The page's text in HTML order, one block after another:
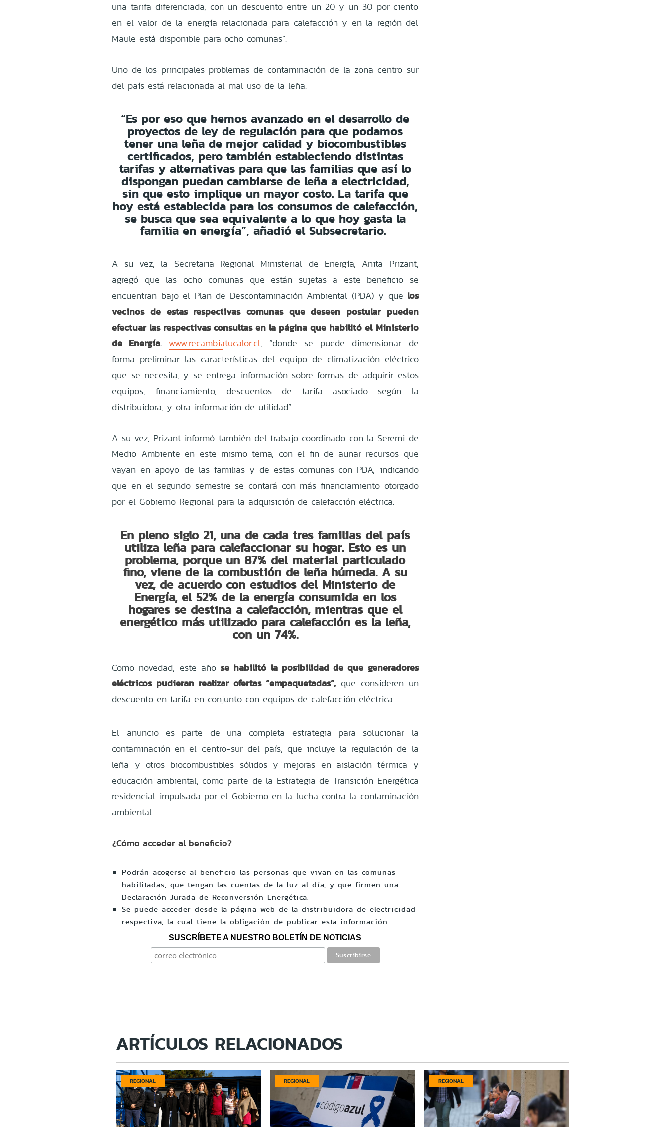
una tarifa diferenciada, con un descuento entre un 20 y un 30 por ciento
en el valor de la energía relacionada para calefacción y en la región del
Maule está disponible para ocho comunas”.
Uno de los principales problemas de contaminación de la zona centro sur
del país está relacionada al mal uso de la leña.
“Es por eso que hemos avanzado en el desarrollo de
proyectos de ley de regulación para que podamos
tener una leña de mejor calidad y biocombustibles
certificados, pero también estableciendo distintas
tarifas y alternativas para que las familias que así lo
dispongan puedan cambiarse de leña a electricidad,
sin que esto implique un mayor costo. La tarifa que
hoy está establecida para los consumos de calefacción,
se busca que sea equivalente a lo que hoy gasta la
familia en energía”, añadió el Subsecretario.
A su vez, la Secretaria Regional Ministerial de Energía, Anita Prizant,
agregó que las ocho comunas que están sujetas a este beneficio se
encuentran bajo el Plan de Descontaminación Ambiental (PDA) y que los
vecinos de estas respectivas comunas que deseen postular pueden
efectuar las respectivas consultas en la página que habilitó el Ministerio
de Energía: www.recambiatucalor.cl, “donde se puede dimensionar de
forma preliminar las características del equipo de climatización eléctrico
que se necesita, y se entrega información sobre formas de adquirir estos
equipos, financiamiento, descuentos de tarifa asociado según la
distribuidora, y otra información de utilidad”.
A su vez, Prizant informó también del trabajo coordinado con la Seremi de
Medio Ambiente en este mismo tema, con el fin de aunar recursos que
vayan en apoyo de las familias y de estas comunas con PDA, indicando
que en el segundo semestre se contará con más financiamiento otorgado
por el Gobierno Regional para la adquisición de calefacción eléctrica.
En pleno siglo 21, una de cada tres familias del país
utiliza leña para calefaccionar su hogar. Esto es un
problema, porque un 87% del material particulado
fino, viene de la combustión de leña húmeda. A su
vez, de acuerdo con estudios del Ministerio de
Energía, el 52% de la energía consumida en los
hogares se destina a calefacción, mientras que el
energético más utilizado para calefacción es la leña,
con un 74%.
Como novedad, este añose habilitó la posibilidad de que generadores
eléctricos pudieran realizar ofertas “empaquetadas”,que consideren un
descuento en tarifa en conjunto con equipos de calefacción eléctrica.
El anuncio es parte de una completa estrategia para solucionar la
contaminación en el centro-sur del país, que incluye la regulación de la
leña y otros biocombustibles sólidos y mejoras en aislación térmica y
educación ambiental, como parte de la Estrategia de Transición Energética
residencial impulsada por el Gobierno en la lucha contra la contaminación
ambiental.
¿Cómo acceder al beneficio?
Podrán acogerse al beneficio las personas que vivan en las comunas
habilitadas, que tengan las cuentas de la luz al día, y que firmen una
Declaración Jurada de Reconversión Energética.
Se puede acceder desde la página web de la distribuidora de electricidad
respectiva, la cual tiene la obligación de publicar esta información.
SUSCRÍBETE A NUESTRO BOLETÍN DE NOTICIAS
ARTÍCULOS RELACIONADOS
REGIONAL REGIONAL REGIONAL